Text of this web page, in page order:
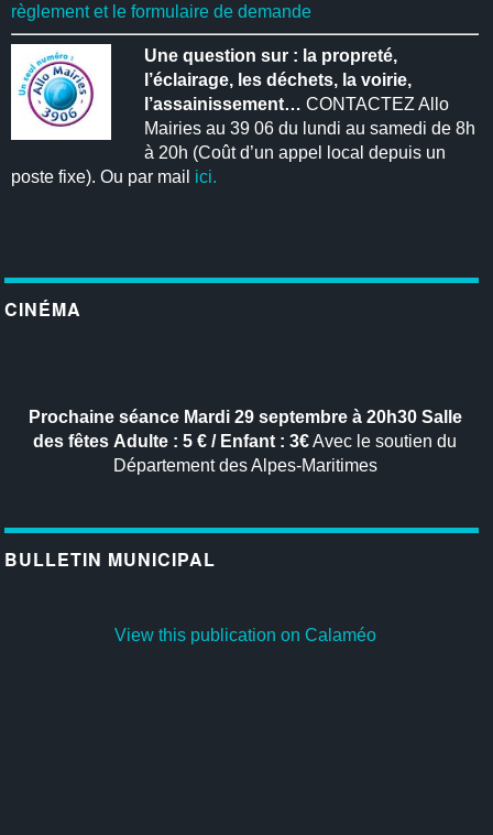
règlement et le formulaire de demande
Une question sur : la propreté,
l’éclairage, les déchets, la voirie,
l’assainissement… CONTACTEZ Allo
Mairies au 39 06 du lundi au samedi de 8h
à 20h (Coût d’un appel local depuis un
poste fixe). Ou par mail ici.
CINÉMA
Prochaine séanceMardi 29 septembre à 20h30 Salle
des fêtes Adulte : 5 € / Enfant : 3€Avec le soutien du
Département des Alpes-Maritimes
BULLETIN MUNICIPAL
View this publication on Calaméo